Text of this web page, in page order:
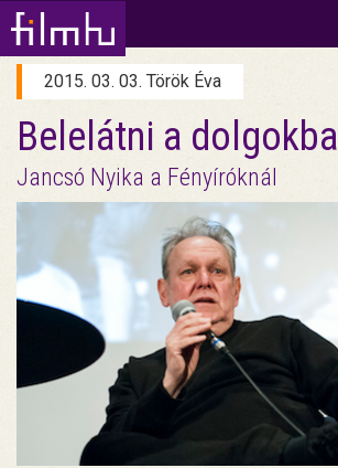
2015. 03. 03. Török Éva
Belelátni a dolgokba
Jancsó Nyika a Fényíróknál